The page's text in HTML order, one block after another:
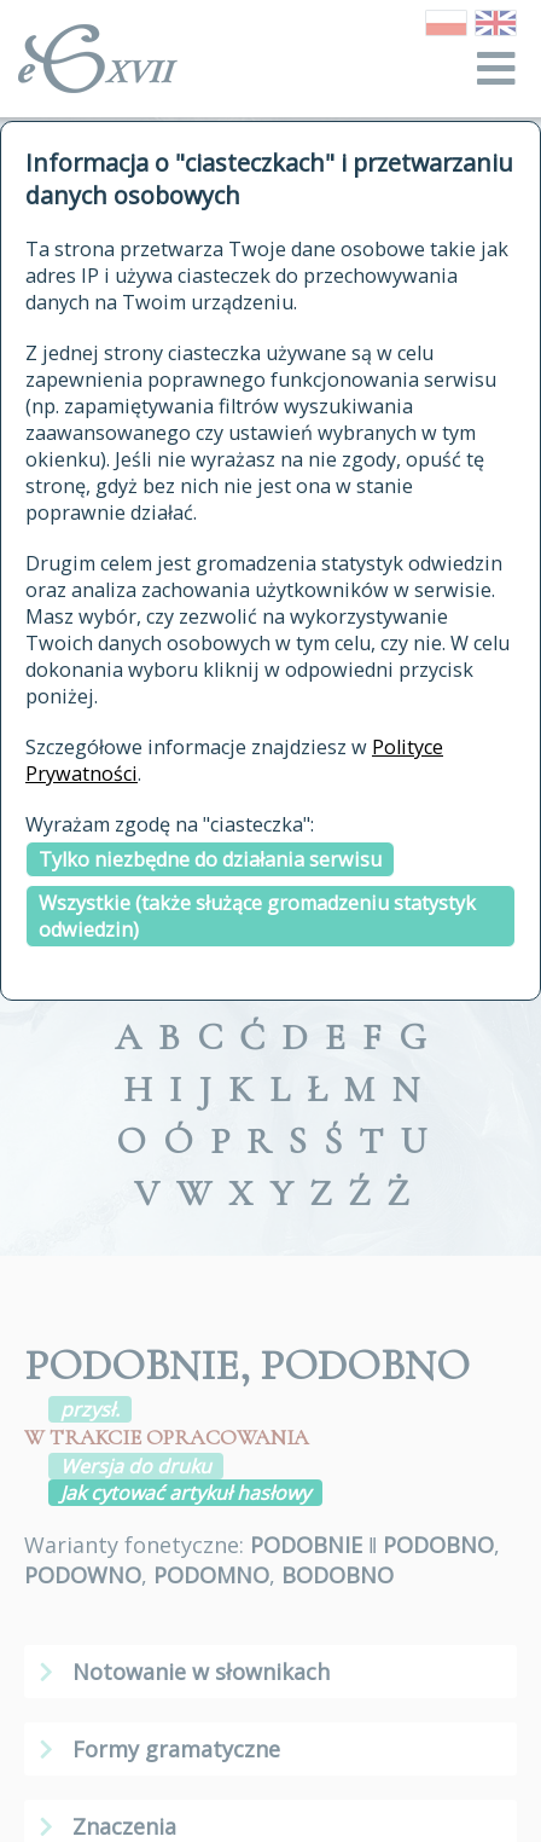
Informacja o "ciasteczkach" i przetwarzaniu
danych osobowych
Ta strona przetwarza Twoje dane osobowe takie jak
adres IP i używa ciasteczek do przechowywania
danych na Twoim urządzeniu.
Z jednej strony ciasteczka używane są w celu
zapewnienia poprawnego funkcjonowania serwisu
(np. zapamiętywania filtrów wyszukiwania
zaawansowanego czy ustawień wybranych w tym
okienku). Jeśli nie wyrażasz na nie zgody, opuść tę
stronę, gdyż bez nich nie jest ona w stanie
poprawnie działać.
Drugim celem jest gromadzenia statystyk odwiedzin
oraz analiza zachowania użytkowników w serwisie.
Masz wybór, czy zezwolić na wykorzystywanie
Twoich danych osobowych w tym celu, czy nie. W celu
dokonania wyboru kliknij w odpowiedni przycisk
poniżej.
Szczegółowe informacje znajdziesz w Polityce
Prywatności.
Wyrażam zgodę na "ciasteczka":
Tylko niezbędne do działania serwisu
Wszystkie (także służące gromadzeniu statystyk
odwiedzin)
autorzy Słownika
historia
publikacje
źródła
autorzy tekstów źródłowych
zasady opracowania
statystyki
najnowsze hasła
ostatnio zmodyfikowane hasła
materiały archiwalne
cytowanie
kontakt
kwerendy
jak cytować Słownik
ELEKTRONICZNY SŁOWNIK
JĘZYKA POLSKIEGO
XVII I XVIII WIEKU
znajdź hasła
zaczynające się od
indeksie
a fronte
a tergo
A B C Ć D E F G
H I J K L Ł M N
O Ó P R S Ś T U
V W X Y Z Ź Ż
PODOBNIE, PODOBNO
przysł.
W TRAKCIE OPRACOWANIA
Wersja do druku
Jak cytować artykuł hasłowy
Warianty fonetyczne: PODOBNIE ǁ PODOBNO,
PODOWNO, PODOMNO, BODOBNO
Notowanie w słownikach
Formy gramatyczne
Znaczenia